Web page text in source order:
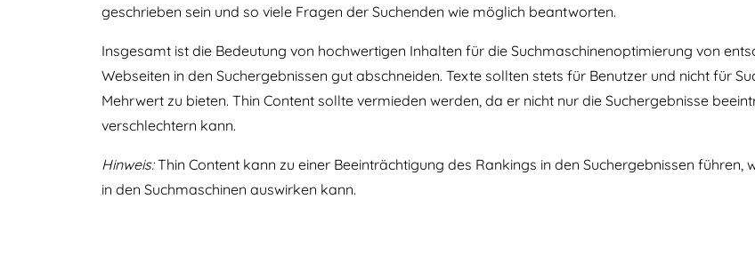
geschrieben sein und so viele Fragen der Suchenden wie möglich beantworten.
Insgesamt ist die Bedeutung von hochwertigen Inhalten für die Suchmaschinenoptimierung von
Webseiten in den Suchergebnissen gut abschneiden. Texte sollten stets für Benutzer und nicht für
Mehrwert zu bieten. Thin Content sollte vermieden werden, da er nicht nur die Suchergebnisse
verschlechtern kann.
Hinweis:Thin Content kann zu einer Beeinträchtigung des Rankings in den Suchergebnissen führen,
in den Suchmaschinen auswirken kann.